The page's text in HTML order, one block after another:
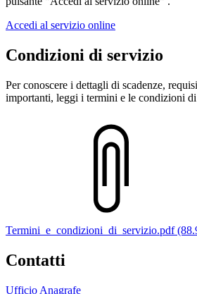
Accedi al servizio online
Condizioni di servizio
Per conoscere i dettagli di scadenze,
importanti, leggi i termini e le condizioni
Termini_e_condizioni_di_servizio.pdf
Contatti
Ufficio Anagrafe